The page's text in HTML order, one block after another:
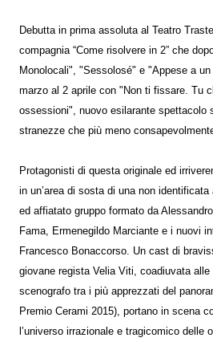
Debutta in prima assoluta al Teatro
compagnia “Come risolvere in 2” che
Monolocali", "Sessolosé" e "Appese a
marzo al 2 aprile con "Non ti fissare. Tu
ossessioni", nuovo esilarante spettacolo
stranezze che più meno
Protagonisti di questa originale ed
in un’area di sosta di una non
ed affiatato gruppo formato da
Fama, Ermenegildo Marciante e i nuovi
Francesco Bonaccorso. Un cast di
giovane regista Velia Viti, coadiuvata
scenografo tra i più apprezzati del
Premio Cerami 2015), portano in scena
l’universo irrazionale e tragicomico delle